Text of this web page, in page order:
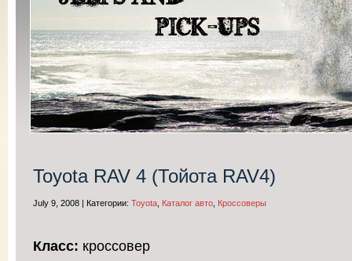
Toyota RAV 4 (Тойота RAV4)
July 9, 2008 | Категории: Toyota Каталог авто Кроссоверы
Класс: кроссовер